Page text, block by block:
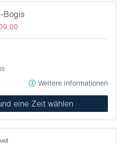
Bogis
Weitere Informationen
eine Zeit wählen